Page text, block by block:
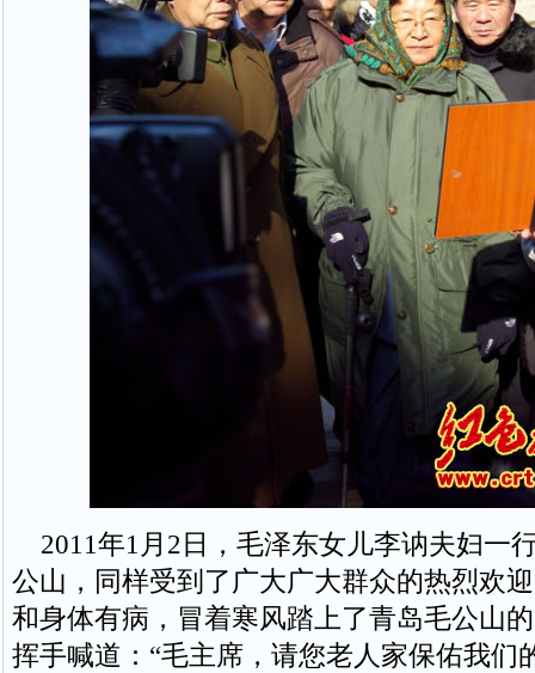
2011年1月2日，毛泽东女儿李讷夫妇一
公山，同样受到了广大广大群众的热烈欢
和身体有病，冒着寒风踏上了青岛毛公山
挥手喊道：“毛主席，请您老人家保佑我们